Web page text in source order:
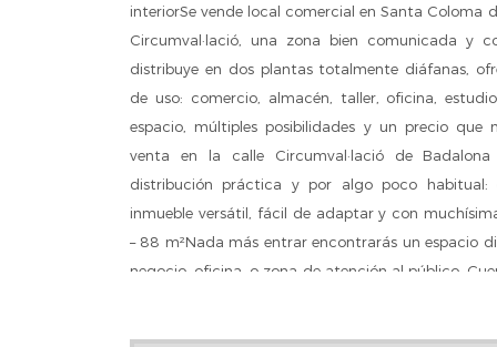
interiorSe vende local comercial en Santa Coloma
Circumval·lació, una zona bien comunicada y
distribuye en dos plantas totalmente diáfanas,
de uso: comercio, almacén, taller, oficina,
espacio, múltiples posibilidades y un precio que
venta en la calle Circumval·lació de
distribución práctica y por algo poco habitual:
inmueble versátil, fácil de adaptar y con
– 88 m²Nada más entrar encontrarás un espacio
negocio, oficina, o zona de atención al público.